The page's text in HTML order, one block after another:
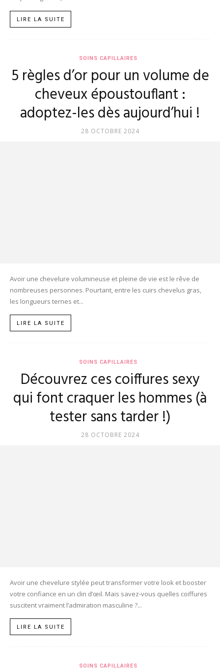
LIRE LA SUITE
SOINS CAPILLAIRES
5 règles d’or pour un volume de
cheveux époustouflant :
adoptez-les dès aujourd’hui !
28 OCTOBRE 2024
Avoir une chevelure volumineuse et pleine de vie est le rêve de
nombreuses personnes. Pourtant, entre les cuirs chevelus gras,
les longueurs ternes et...
LIRE LA SUITE
SOINS CAPILLAIRES
Découvrez ces coiffures sexy
qui font craquer les hommes (à
tester sans tarder !)
28 OCTOBRE 2024
Avoir une chevelure stylée peut transformer votre look et booster
votre confiance en un clin d’œil. Mais savez‑vous quelles coiffures
suscitent vraiment l’admiration masculine ?...
LIRE LA SUITE
SOINS CAPILLAIRES